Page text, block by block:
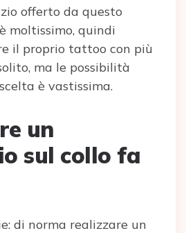
offerto da questo
moltissimo, quindi
il proprio tattoo con più
ma le possibilità
è vastissima.
un
sul collo fa
di norma realizzare un